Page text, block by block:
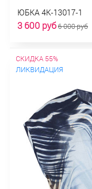
ЮБКА 4К-13017-1
3 600 руб6 000 руб
СКИДКА 55%
ЛИКВИДАЦИЯ